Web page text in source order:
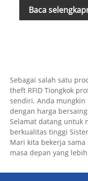
Baca
Sebagai salah satu
theft RFID Tiongkok
sendiri. Anda
dengan harga
Selamat datang untuk
berkualitas tinggi
Mari kita bekerja
masa depan yang